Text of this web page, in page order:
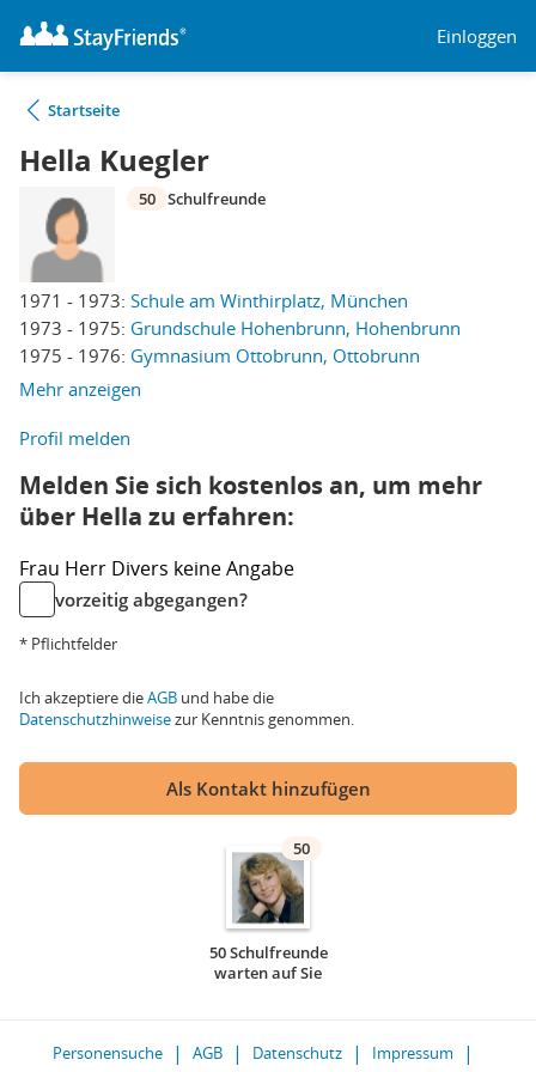
Einloggen
Startseite
Hella Kuegler
1971 - 1973: Schule am Winthirplatz, München
1973 - 1975: Grundschule Hohenbrunn, Hohenbrunn
1975 - 1976: Gymnasium Ottobrunn, Ottobrunn
Mehr anzeigen
50 Schulfreunde
Profil melden
Melden Sie sich kostenlos an, um mehr
über Hella zu erfahren:
Frau Herr Divers keine Angabe
vorzeitig abgegangen?
* Pflichtfelder
Ich akzeptiere dieAGB und habe die
Datenschutzhinweisezur Kenntnis genommen.
Als Kontakt hinzufügen
50
50 Schulfreunde
warten auf Sie
Personensuche AGB Datenschutz
Impressum